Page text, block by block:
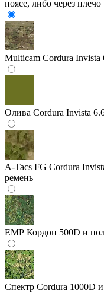
поясе, либо через плечо
Multicam Cordura
Олива Cordura Invista
A-Tacs FG Cordura
ремень
ЕМР Кордон 500D и
Спектр Cordura 1000D